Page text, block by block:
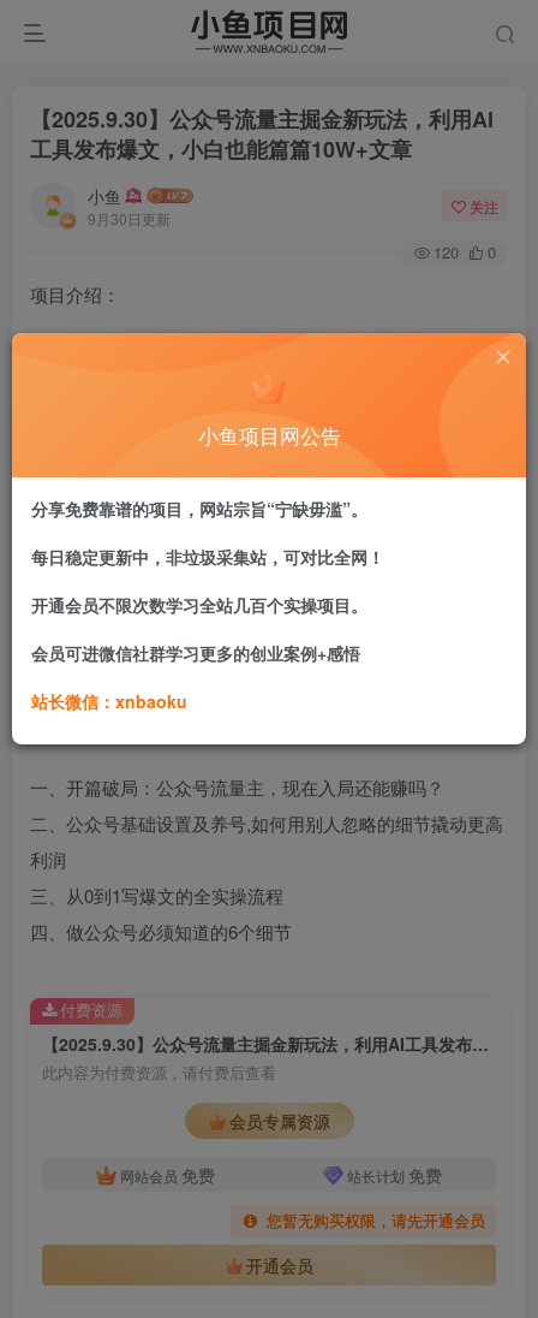
【2025.9.30】公众号流量主掘金新玩法，利用AI
工具发布爆文，小白也能篇篇10W+文章
小鱼
9月30日更新
关注
120 0
项目介绍：
公众号流量主是一个一直没过时的项目，一直都在有新的玩
法出来，固有的看公众号的人群很多，所以通过新颖的方式
成，一万阅读在20-100左右，新赛道，AI帮助生产，快速变
即便是0基础的互联网小白也能很快上手，视频教程非常详
颖
一、开篇破局：公众号流量主，现在入局还能赚吗？
二、公众号基础设置及养号,如何用别人忽略的细节撬动更高
利润
三、从0到1写爆文的全实操流程
四、做公众号必须知道的6个细节
【2025.9.30】公众号流量主掘金新玩法，利用AI工具发布爆文，小白也能篇篇10W+文章
此内容为付费资源，请付费后查看
会员专属资源
网站会员 免费 站长计划 免费
您暂无购买权限，请先开通会员
开通会员
付费资源
小鱼项目网公告
分享免费靠谱的项目，网站宗旨“宁缺毋滥”。
每日稳定更新中，非垃圾采集站，可对比全网！
开通会员不限次数学习全站几百个实操项目。
会员可进微信社群学习更多的创业案例+感悟
站长微信：xnbaoku